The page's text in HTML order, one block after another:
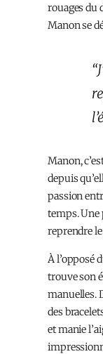
rouages du
Manon se
Manon,
depuis
passion
temps. Une
reprendre
À l’opposé
trouve son
manuelles.
des
et manie